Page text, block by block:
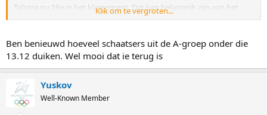
Talsma nu 16e in het klassement. Dat kan belangrijk zijn aan het
einde van het seizoen en op het NK afstanden. Naast Roest is er
Speijers moeten zijn. De rest lijkt me kansloos.
Klik om te vergroten...
Ben benieuwd hoeveel schaatsers uit de A-groep onder die
13.12 duiken. Wel mooi dat ie terug is
Yuskov
Well-Known Member